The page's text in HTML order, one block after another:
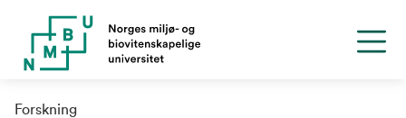
Forskning